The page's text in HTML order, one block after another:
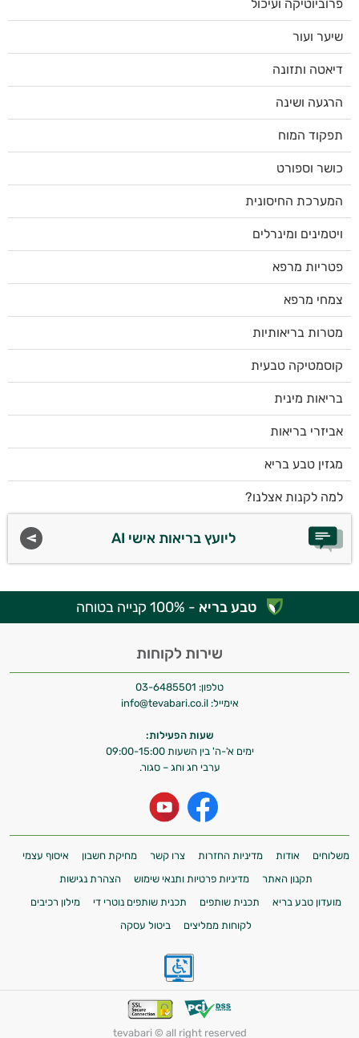
פרוביוטיקה ועיכול
שיער ועור
דיאטה ותזונה
הרגעה ושינה
תפקוד המוח
כושר וספורט
המערכת החיסונית
ויטמינים ומינרלים
פטריות מרפא
צמחי מרפא
מטרות בריאותיות
קוסמטיקה טבעית
בריאות מינית
אביזרי בריאות
מגזין טבע בריא
למה לקנות אצלנו?
ליועץ בריאות אישי AI
טבע בריא - 100% קנייה בטוחה
שירות לקוחות
טלפון: 03-6485501
אימייל: info@tevabari.co.il
שעות הפעילות:
ימים א'-ה' בין השעות 09:00-15:00
ערבי חג וחג – סגור.
משלוחים אודות מדיניות החזרות צרו קשר מחיקת חשבון
איסוף עצמי
תקנון האתר
מדיניות פרטיות ותנאי שימוש
הצהרת נגישות
מועדון טבע בריא
תכנית שותפים תכנית שותפים נוטרי די
מילון רכיבים
לקוחות ממליצים
ביטול עסקה
tevabari © all right reserved